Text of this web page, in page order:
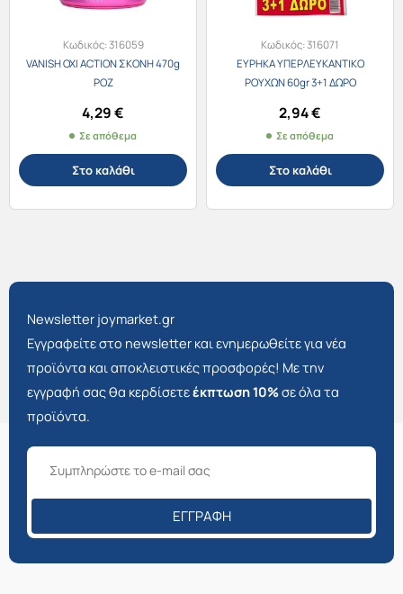
Κωδικός:316059
VANISH OXI ACTION ΣΚΟΝΗ 470g
ΡΟΖ
4,29€
Σε απόθεμα
Στο καλάθι
Κωδικός:316071
ΕΥΡΗΚΑ ΥΠΕΡΛΕΥΚΑΝΤΙΚΟ
ΡΟΥΧΩΝ 60gr 3+1 ΔΩΡΟ
2,94€
Σε απόθεμα
Στο καλάθι
Newsletter joymarket.gr
Εγγραφείτε στο newsletter και ενημερωθείτε για νέα
προϊόντα και αποκλειστικές προσφορές! Με την
εγγραφή σας θα κερδίσετεέκπτωση 10%σε όλα τα
προϊόντα.
ΕΓΓΡΑΦΉ